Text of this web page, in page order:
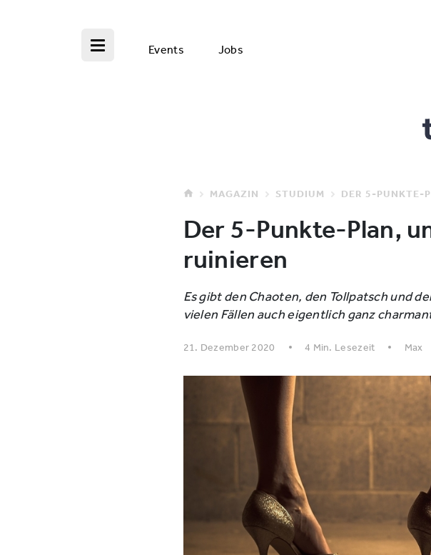
Events Jobs
MAGAZIN STUDIUM DER 5-PUNKTE-
Der 5-Punkte-Plan,
ruinieren
Es gibt den Chaoten, den Tollpatsch und
vielen Fällen auch eigentlich ganz
21. Dezember 2020 4 Min. Lesezeit Max